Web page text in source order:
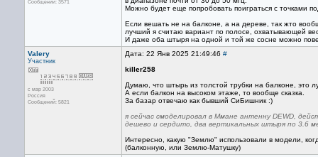
Сообщений: 3571
Можно будет еще попробовать поиграться с точками
Если вешать не на балконе, а на дереве, так жто
лучший я считаю вариант по полосе, охватывающей
И даже оба штыря на одной и той же сосне можно
Valery
Участник
с мар 2003
Россия
Сообщений: 5821
Дата: 22 Янв 2025 21:49:46 #
killer258
Думаю, что штырь из толстой трубки на балконе, это
А если балкон на высоком этаже, то вообще сказка.
За базар отвечаю как бывший СиБишник :)
я сейчас смоделировал в Ммане антенну DEWD,
дешево и сердито, два вертикальных штыря по 3.6
Интересно, какую "Землю" использовали в модели,
(балконную, или Землю-Матушку)